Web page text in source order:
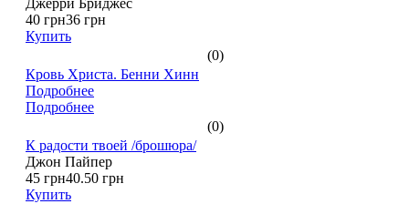
Джерри Бриджес
40 грн36 грн
Купить
(0)
Кровь Христа. Бенни Хинн
Подробнее
Подробнее
(0)
К радости твоей /брошюра/
Джон Пайпер
45 грн40.50 грн
Купить